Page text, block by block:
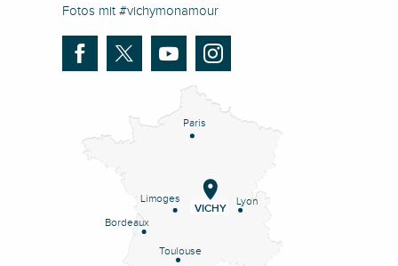
Fotos mit #vichymonamour
Paris
Lyon
Limoges
Bordeaux
Toulouse
VICHY